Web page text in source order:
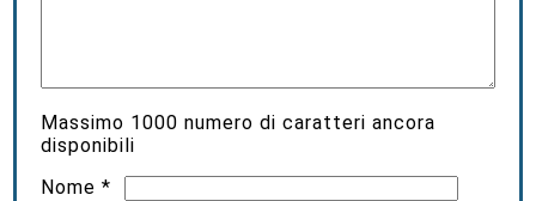
Massimo 1000 numero di caratteri ancora
disponibili
Nome*